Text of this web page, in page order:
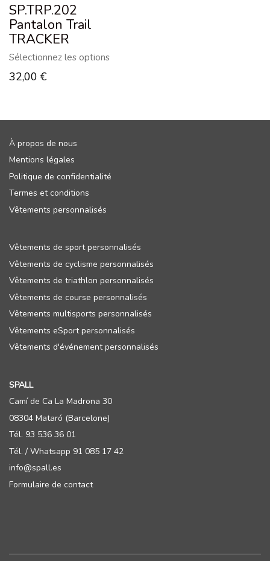
SP.TRP.202
Pantalon Trail
TRACKER
Sélectionnez les options
32,00 €
À propos de nous
Mentions légales
Politique de confidentialité
Termes et conditions
Vêtements personnalisés
Vêtements de sport personnalisés
Vêtements de cyclisme personnalisés
Vêtements de triathlon personnalisés
Vêtements de course personnalisés
Vêtements multisports personnalisés
Vêtements eSport personnalisés
Vêtements d'événement personnalisés
SPALL
Camí de Ca La Madrona 30
08304 Mataró (Barcelone)
Tél. 93 536 36 01
Tél. / Whatsapp 91 085 17 42
info@spall.es
Formulaire de contact